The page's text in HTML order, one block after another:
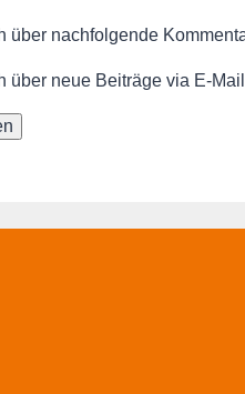
über nachfolgende
über neue Beiträge via E-